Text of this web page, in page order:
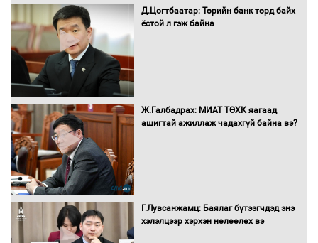
16 төрлийн эмийг нэг эх үүсвэрээс
Бүх шатанд хэмнэлтийн горимд
шилжиж, найр наадам, зөвлөгөөн,
Д.Цогтбаатар: Төрийн банк төрд байх
ёстой л гэж байна
Ж.Галбадрах: МИАТ ТӨХК яагаад
ашигтай ажиллаж чадахгүй байна вэ?
Г.Лувсанжамц: Баялаг бүтээгчдэд энэ
хэлэлцээр хэрхэн нөлөөлөх вэ